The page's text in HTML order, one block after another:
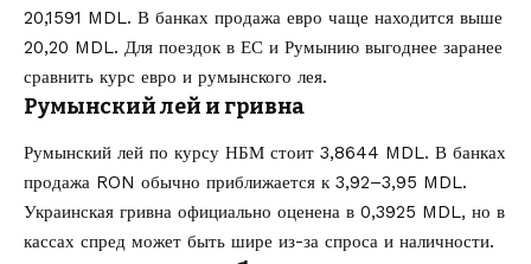
20,1591 MDL. В банках продажа евро чаще находится выше
20,20 MDL. Для поездок в ЕС и Румынию выгоднее заранее
сравнить курс евро и румынского лея.
Румынский лей и гривна
Румынский лей по курсу НБМ стоит 3,8644 MDL. В банках
продажа RON обычно приближается к 3,92–3,95 MDL.
Украинская гривна официально оценена в 0,3925 MDL, но в
кассах спред может быть шире из-за спроса и наличности.